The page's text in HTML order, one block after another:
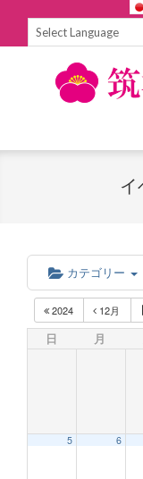
Navigation
イ
カテゴリー
2024 12月
日 月
5 6